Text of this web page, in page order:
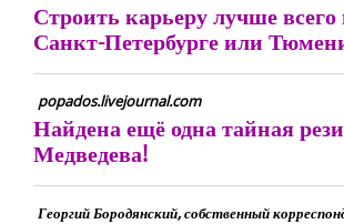
Строить карьеру лучше
Санкт-Петербурге или
popados.livejournal.com
Найдена ещё одна тайная
Медведева!
Георгий Бородянский, собственный